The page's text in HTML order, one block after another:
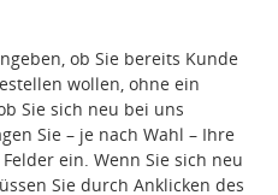
ob Sie bereits Kunde
wollen, ohne ein
Sie sich neu bei uns
Sie – je nach Wahl – Ihre
ein. Wenn Sie sich neu
Sie durch Anklicken des